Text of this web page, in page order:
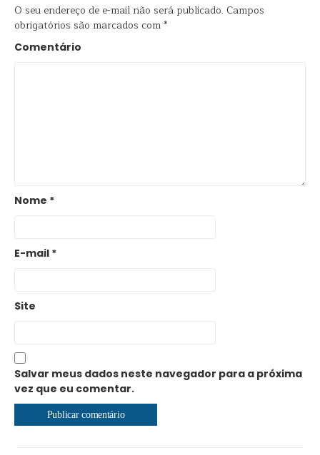
O seu endereço de e-mail não será publicado. Campos
obrigatórios são marcados com*
Comentário
Nome *
E-mail *
Site
Salvar meus dados neste navegador para a próxima
vez que eu comentar.